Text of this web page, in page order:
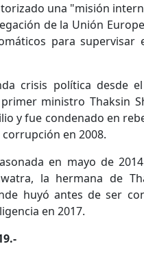
una "misión
de la Unión
para supervisar
crisis política desde
ministro Thaksin
y fue condenado en
en 2008.
en mayo de
la hermana de
huyó antes de ser
en 2017.